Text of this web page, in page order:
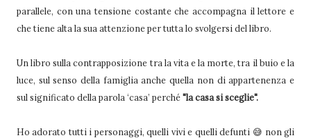
parallele, con una tensione costante che accompagna il lettore e
che tiene alta la sua attenzione per tutta lo svolgersi del libro.
Un libro sulla contrapposizione tra la vita e la morte, tra il buio e la
luce, sul senso della famiglia anche quella non di appartenenza e
sul significato della parola ‘casa’ perché"la casa si sceglie".
Ho adorato tutti i personaggi, quelli vivi e quelli defunti 😅 non gli